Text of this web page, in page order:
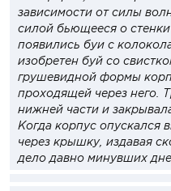
зависимости от силы
силой бьющееся о
появились буи с
изобретен буй со
грушевидной формы
проходящей через него.
нижней части и
Когда корпус опускался
через крышку, издавая
дело давно минувших